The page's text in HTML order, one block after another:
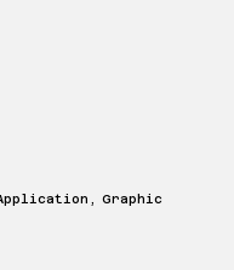
Graphic